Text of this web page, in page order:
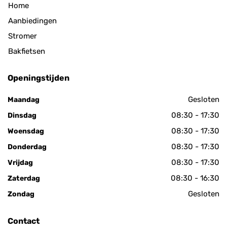
Home
Aanbiedingen
Stromer
Bakfietsen
Openingstijden
Maandag Gesloten
Dinsdag 08:30 - 17:30
Woensdag 08:30 - 17:30
Donderdag 08:30 - 17:30
Vrijdag 08:30 - 17:30
Zaterdag 08:30 - 16:30
Zondag Gesloten
Contact